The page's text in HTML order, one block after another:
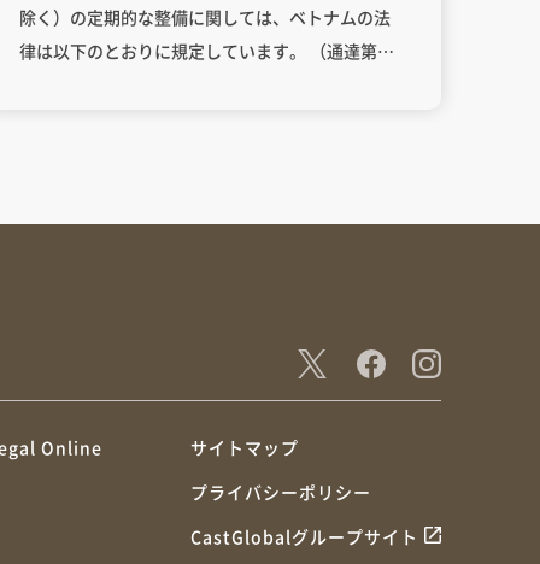
除く）の定期的な整備に関しては、ベトナムの法
律は以下のとおりに規定しています。 （通達第
いて：メーカーの推奨に従って行います。 車両の
ます。4,000km又は3ヵ月走行するたびに整備しま
Online
サイトマップ
プライバシーポリシー
CastGlobalグループサイト